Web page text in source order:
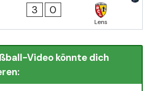
3 0
Lens
Video könnte dich